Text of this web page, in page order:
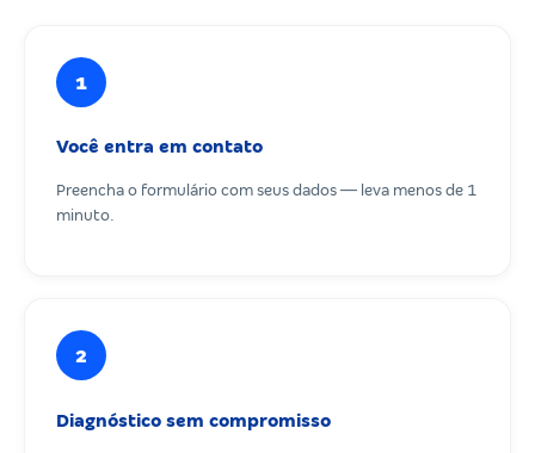
1
Você entra em contato
Preencha o formulário com seus dados — leva menos de 1
minuto.
2
Diagnóstico sem compromisso